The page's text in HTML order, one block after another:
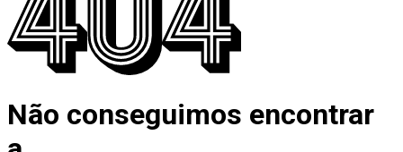
Não conseguimos encontrar